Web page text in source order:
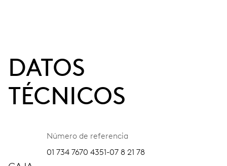
DATOS
TÉCNICOS
Número de referencia
01 734 7670 4351-07 8 21 78